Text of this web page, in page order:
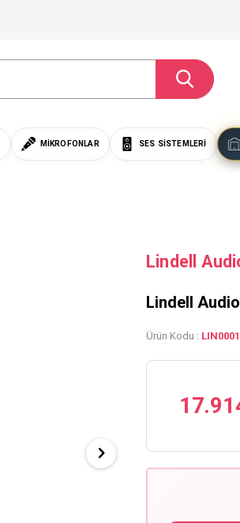
MIKROFONLAR SES SISTEMLERI
Lindell
Lindell
Ürün Kodu : LIN0001